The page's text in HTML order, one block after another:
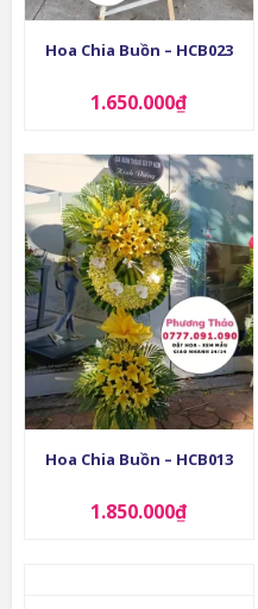
Hoa Chia Buồn – HCB023
1.650.000₫
Hoa Chia Buồn – HCB013
1.850.000₫